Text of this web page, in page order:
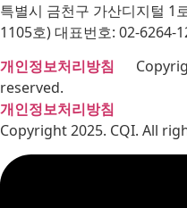
특별시 금천구 가산디지털 1
1105호) 대표번호: 02-6264-
개인정보처리방침
reserved.
개인정보처리방침
Copyright 2025. CQI. All